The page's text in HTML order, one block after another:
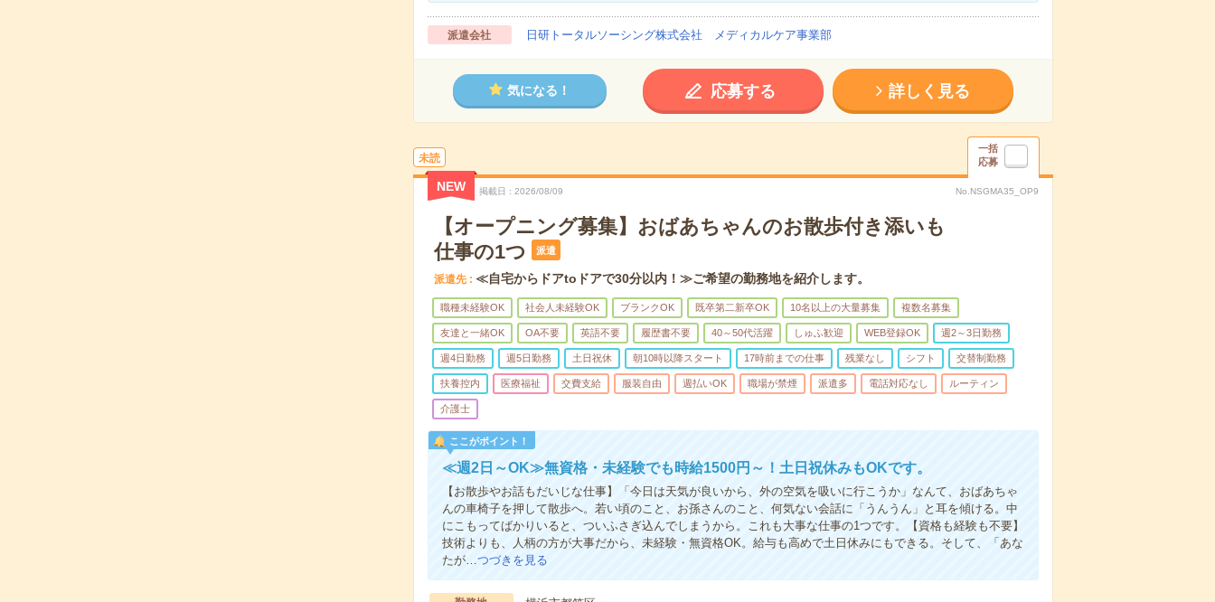
派遣会社 日研トータルソーシング株式会社 メディカルケア事業部
気になる！ 応募する 詳しく見る
未読
一括
応募
NEW 掲載日 2026/08/09 No.NSGMA35_OP9
【オープニング募集】おばあちゃんのお散歩付き添いも
仕事の1つ
派遣
派遣先 ≪自宅からドアtoドアで30分以内！≫ご希望の勤務地を紹介します。
職種未経験OK 社会人未経験OK ブランクOK 既卒第二新卒OK 10名以上の大量募集 複数名募集
友達と一緒OK OA不要 英語不要 履歴書不要 40～50代活躍 しゅふ歓迎 WEB登録OK 週2～3日勤務
週4日勤務 週5日勤務 土日祝休 朝10時以降スタート 17時前までの仕事 残業なし シフト 交替制勤務
扶養控内 医療福祉 交費支給 服装自由 週払いOK 職場が禁煙 派遣多 電話対応なし ルーティン
介護士
ここがポイント！
≪週2日～OK≫無資格・未経験でも時給1500円～！土日祝休みもOKです。
【お散歩やお話もだいじな仕事】「今日は天気が良いから、外の空気を吸いに行こうか」なんて、おばあちゃ
んの車椅子を押して散歩へ。若い頃のこと、お孫さんのこと、何気ない会話に「うんうん」と耳を傾ける。中
にこもってばかりいると、ついふさぎ込んでしまうから。これも大事な仕事の1つです。【資格も経験も不要】
技術よりも、人柄の方が大事だから、未経験・無資格OK。給与も高めで土日休みにもできる。そして、「あな
たが…つづきを見る